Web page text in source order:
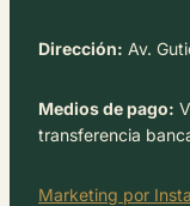
Dirección: Av.
Medios de pago:
transferencia
Marketing por